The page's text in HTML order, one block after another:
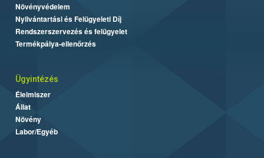
Növényvédelem
Nyilvántartási és Felügyeleti Díj
Rendszerszervezés és felügyelet
Termékpálya-ellenőrzés
Ügyintézés
Élelmiszer
Állat
Növény
Labor/Egyéb